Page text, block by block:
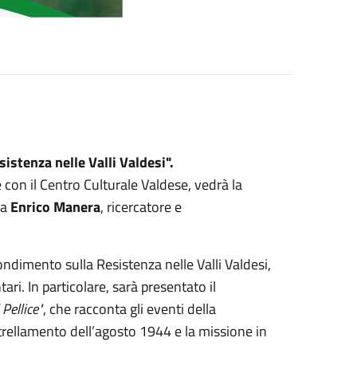
nelle Valli Valdesi".
il Centro Culturale Valdese, vedrà la
Enrico Manera, ricercatore e
sulla Resistenza nelle Valli Valdesi,
In particolare, sarà presentato il
, che racconta gli eventi della
dell’agosto 1944 e la missione in